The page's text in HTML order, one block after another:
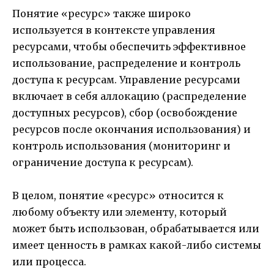
Понятие «ресурс» также широко
используется в контексте управления
ресурсами, чтобы обеспечить эффективное
использование, распределение и контроль
доступа к ресурсам. Управление ресурсами
включает в себя аллокацию (распределение
доступных ресурсов), сбор (освобождение
ресурсов после окончания использования) и
контроль использования (мониторинг и
ограничение доступа к ресурсам).
В целом, понятие «ресурс» относится к
любому объекту или элементу, который
может быть использован, обрабатывается или
имеет ценность в рамках какой-либо системы
или процесса.